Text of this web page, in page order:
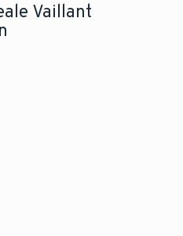
Vaillant